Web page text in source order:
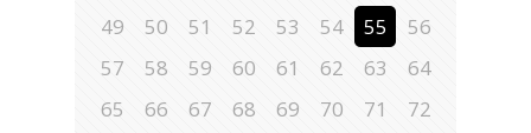
49
50 51 52 53 54 55
56
57
58 59 60 61 62 63
64
65
66 67 68 69 70 71
72